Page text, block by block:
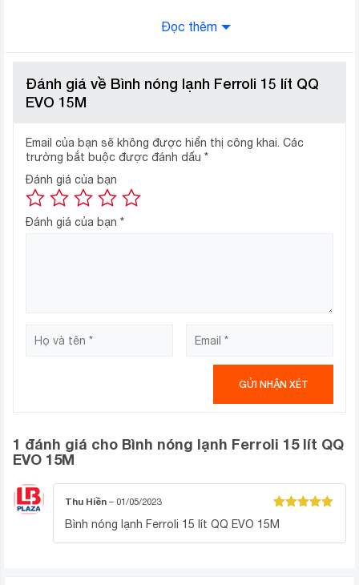
Thiết kế đơn giản nhưng không kém phần tinh tế,
dung tích 15 lít cùng với đó là công suất làm
trung tính sẽ mang lại vẻ đẹp tinh tế, làm hài lòng mọi vị
này sẽ là sự lựa chọn lý tưởng cho gia đình dưới 2
Đọc thêm
Đánh giá về Bình nóng lạnh Ferroli 15 lít QQ
EVO 15M
Email của bạn sẽ không được hiển thị công khai. Các
trường bắt buộc được đánh dấu *
Đánh giá của bạn
Đánh giá của bạn *
1 đánh giá cho Bình nóng lạnh Ferroli 15 lít QQ
EVO 15M
Được xếp
hạng
sao
Thu Hiền – 01/05/2023
Bình nóng lạnh Ferroli 15 lít QQ EVO 15M